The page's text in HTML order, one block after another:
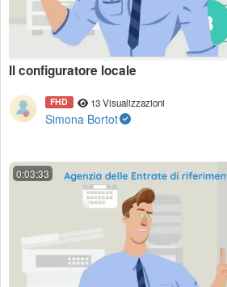
Il configuratore locale
FHD 13 Visualizzazioni
Simona Bortot
0:03:33